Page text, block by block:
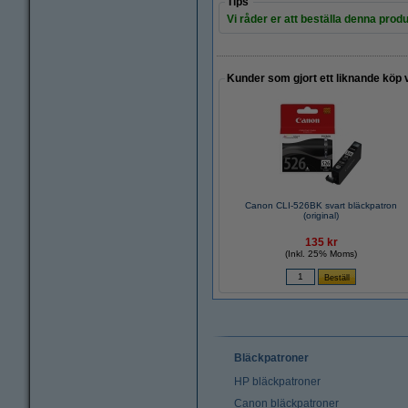
Vi råder er att beställa denna
Kunder som gjort ett liknande
Canon CLI-526BK svart bläckpatron
(original)
135 kr
(Inkl. 25% Moms)
Bläckpatroner
HP bläckpatroner
Canon bläckpatroner